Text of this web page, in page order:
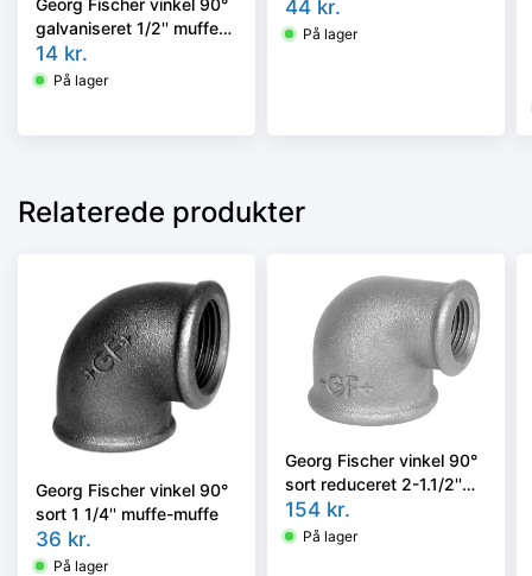
galvaniseret 1/2'' muffe-
muffe
14 kr.
På lager
44 kr.
På lager
Relaterede produkter
Georg Fischer vinkel 90°
sort 1 1/4'' muffe-muffe
36 kr.
På lager
Georg Fischer vinkel 90°
sort reduceret 2-1.1/2''
muffe-muffe
154 kr.
På lager